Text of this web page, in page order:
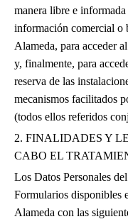
manera libre e
información comercial o
Alameda, para acceder
y, finalmente, para
reserva de las
mecanismos facilitados
(todos ellos referidos
2. FINALIDADES Y
CABO EL
Los Datos Personales
Formularios disponibles
Alameda con las